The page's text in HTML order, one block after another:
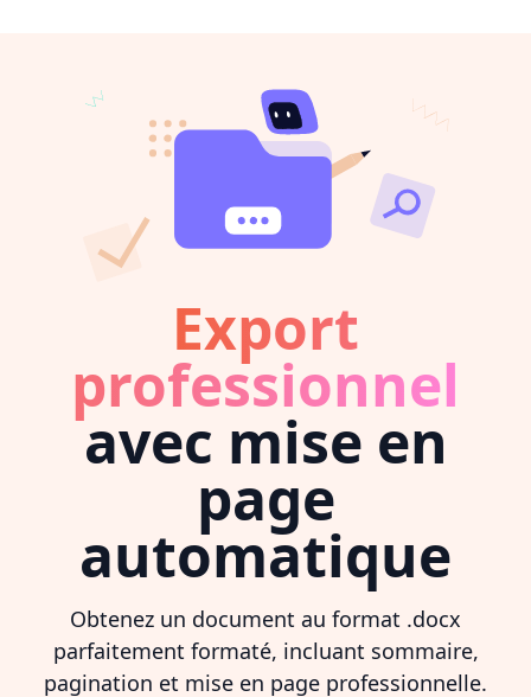
Export
professionnel
avec mise en
page
automatique
Obtenez un document au format .docx
parfaitement formaté, incluant sommaire,
pagination et mise en page professionnelle.